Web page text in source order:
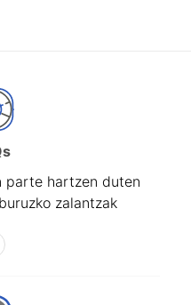
parte hartzen duten
zalantzak